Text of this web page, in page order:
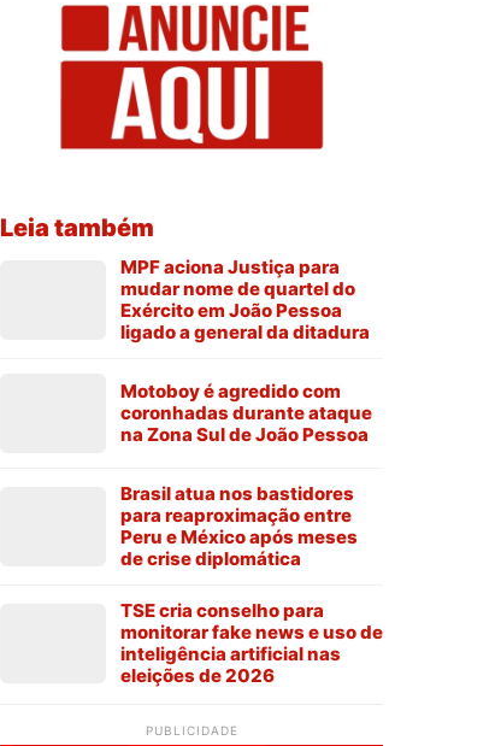
Leia também
MPF aciona Justiça para
mudar nome de quartel do
Exército em João Pessoa
ligado a general da ditadura
Motoboy é agredido com
coronhadas durante ataque
na Zona Sul de João Pessoa
Brasil atua nos bastidores
para reaproximação entre
Peru e México após meses
de crise diplomática
TSE cria conselho para
monitorar fake news e uso de
inteligência artificial nas
eleições de 2026
PUBLICIDADE